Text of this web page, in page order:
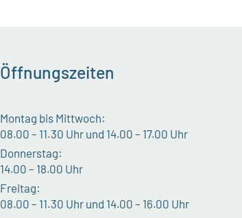
Öffnungszeiten
Montag bis Mittwoch:
08.00 – 11.30 Uhr und 14.00 – 17.00 Uhr
Donnerstag:
14.00 – 18.00 Uhr
Freitag:
08.00 – 11.30 Uhr und 14.00 – 16.00 Uhr